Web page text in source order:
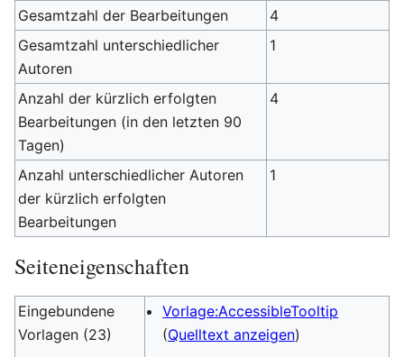
Gesamtzahl der Bearbeitungen
4
Gesamtzahl unterschiedlicher
Autoren
1
Anzahl der kürzlich erfolgten
Bearbeitungen (in den letzten 90
Tagen)
4
Anzahl unterschiedlicher Autoren
der kürzlich erfolgten
Bearbeitungen
1
Seiteneigenschaften
Eingebundene
Vorlagen (23)
Vorlage:AccessibleTooltip
(Quelltext anzeigen)